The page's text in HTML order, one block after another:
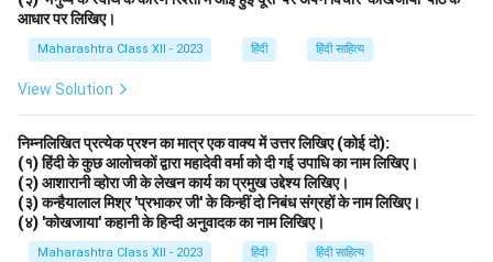
आधार पर लिखिए।
Maharashtra Class XII - 2023 हिंदी हिंदी साहित्य
View Solution
निम्नलिखित प्रत्येक प्रश्न का मात्र एक वाक्य में उत्तर लिखिए (कोई दो):
(१) हिंदी के कुछ आलोचकों द्वारा महादेवी वर्मा को दी गई उपाधि का नाम लिखिए।
(२) आशारानी व्होरा जी के लेखन कार्य का प्रमुख उद्देश्य लिखिए।
(३) कन्हैयालाल मिश्र 'प्रभाकर जी' के किन्हीं दो निबंध संग्रहों के नाम लिखिए।
(४) 'कोखजाया' कहानी के हिन्दी अनुवादक का नाम लिखिए।
Maharashtra Class XII - 2023 हिंदी हिंदी साहित्य